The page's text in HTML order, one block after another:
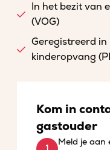
In het bezit van
(VOG)
Geregistreerd
kinderopvang
Kom in
gastouder
Meld je aan